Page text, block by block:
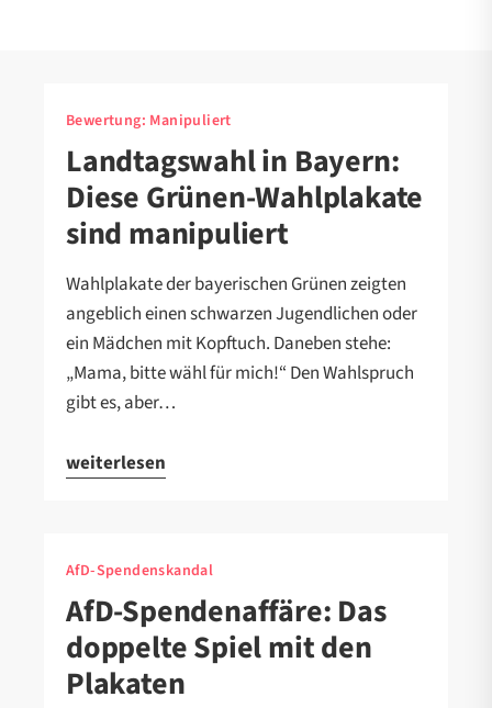
Bewertung: Manipuliert
Landtagswahl in Bayern:
Diese Grünen-Wahlplakate
sind manipuliert
Wahlplakate der bayerischen Grünen zeigten
angeblich einen schwarzen Jugendlichen oder
ein Mädchen mit Kopftuch. Daneben stehe:
„Mama, bitte wähl für mich!“ Den Wahlspruch
gibt es, aber…
weiterlesen
AfD-Spendenskandal
AfD-Spendenaffäre: Das
doppelte Spiel mit den
Plakaten